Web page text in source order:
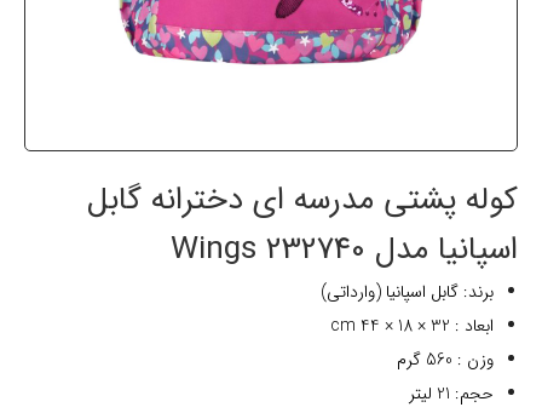
کوله پشتی مدرسه ای دخترانه گابل
اسپانیا مدل 232740 Wings
برند: گابل اسپانیا (وارداتی)
ابعاد : 32 × 18 × 44 cm
وزن : 560 گرم
حجم: 21 لیتر